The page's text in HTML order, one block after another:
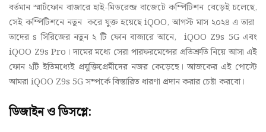
বর্তমান স্মার্টফোন বাজারে হাই-মিডরেন্জ বাজেটে কম্পিটিশন বেড়েই চলেছে,
সেই কম্পিটিশনে নতুন করে যুক্ত হয়েছে iQOO, আগস্ট মাস ২০২৪ এ তারা
তাদের s সিরিজের নতুন ২ টি ফোন বাজারে আনে, iQOO Z9s 5G এবং
iQOO Z9s Pro। দামের মধ্যে সেরা পারফরমেন্সের প্রতিশ্রুতি নিয়ে আসা এই
ফোন ২টি ইতিমধ্যেই প্রযুক্তিপ্রেমীদের নজর কেড়েছে। আজকের এই পোস্টে
আমরা iQOO Z9s 5G সম্পর্কে বিস্তারিত ধারণা প্রদান করার চেষ্টা করবো।
ডিজাইন ও ডিসপ্লে: